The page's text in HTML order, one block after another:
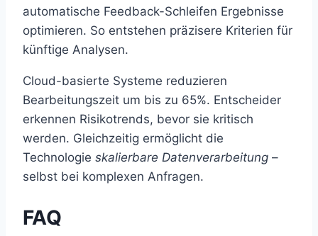
automatische Feedback-Schleifen Ergebnisse
optimieren. So entstehen präzisere Kriterien für
künftige Analysen.
Cloud-basierte Systeme reduzieren
Bearbeitungszeit um bis zu 65%. Entscheider
erkennen Risikotrends, bevor sie kritisch
werden. Gleichzeitig ermöglicht die
Technologie skalierbare Datenverarbeitung –
selbst bei komplexen Anfragen.
FAQ